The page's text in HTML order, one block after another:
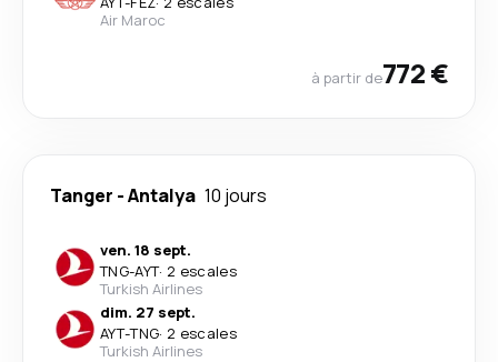
Air Maroc
à partir de772 €
Tanger -Antalya 10 jours
ven. 18 sept.
TNG-AYT· 2 escales
Turkish Airlines
dim. 27 sept.
AYT-TNG· 2 escales
Turkish Airlines